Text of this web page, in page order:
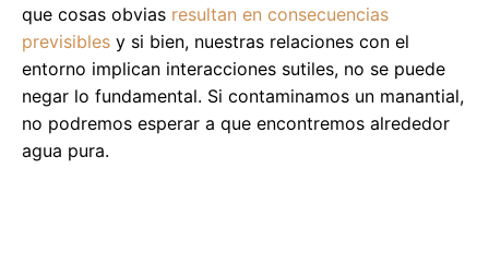
que cosas obvias resultan en consecuencias
previsibles y si bien, nuestras relaciones con el
entorno implican interacciones sutiles, no se puede
negar lo fundamental. Si contaminamos un manantial,
no podremos esperar a que encontremos alrededor
agua pura.